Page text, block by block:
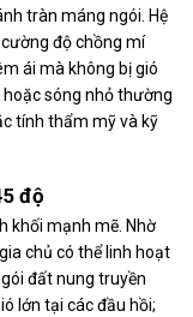
tràn máng ngói. Hệ
độ chồng mí
ái mà không bị gió
sóng nhỏ thường
tính thẩm mỹ và kỹ
độ
khối mạnh mẽ. Nhờ
chủ có thể linh hoạt
đất nung truyền
lớn tại các đầu hồi;